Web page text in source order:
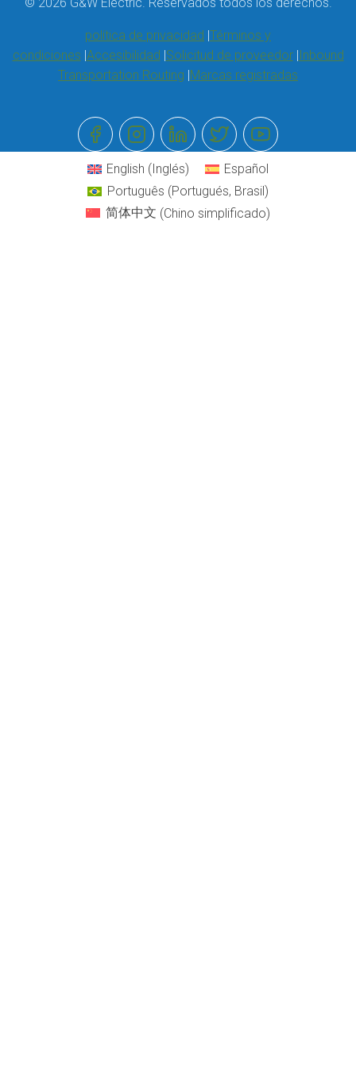
política de privacidad Términos y
condiciones Accesibilidad Solicitud de proveedor Inbound
Transportation Routing Marcas registradas
English (Inglés)
Español
Português (Portugués, Brasil)
简体中文 (Chino simplificado)